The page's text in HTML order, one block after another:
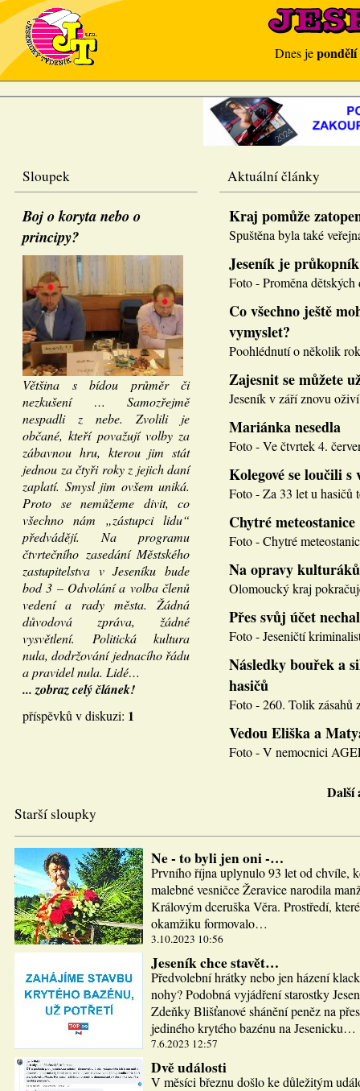
Dnes jepondělí
Sloupek
Boj o koryta nebo o
principy?
Většina s bídou průměr či
nezkušení … Samozřejmě
nespadli z nebe. Zvolili je
občané, kteří považují volby za
zábavnou hru, kterou jim stát
jednou za čtyři roky z jejich daní
zaplatí. Smysl jim ovšem uniká.
Proto se nemůžeme divit, co
všechno nám „zástupci lidu“
předvádějí. Na programu
čtvrtečního zasedání Městského
zastupitelstva v Jeseníku bude
bod 3 – Odvolání a volba členů
vedení a rady města. Žádná
důvodová zpráva, žádné
vysvětlení. Politická kultura
nula, dodržování jednacího řádu
a pravidel nula. Lidé…
... zobraz celý článek!
příspěvků v diskuzi: 1
Aktuální články
Kraj pomůže
Spuštěna byla také
Jeseník je průkopník
Foto - Proměna
Co všechno ještě
vymyslet?
Poohlédnutí o několik
Zajesnit se můžete
Jeseník v září znovu
Mariánka nesedla
Foto - Ve čtvrtek 4.
Kolegové se loučili s
Foto - Za 33 let u hasičů
Chytré meteostanice
Foto - Chytré
Na opravy
Olomoucký kraj
Přes svůj účet
Foto - Jeseničtí
Následky bouřek a
hasičů
Foto - 260. Tolik zásahů
Vedou Eliška a
Foto - V nemocnici
Starší sloupky
Ne - to byli jen oni -…
Prvního října uplynulo 93 let od chvíle,
malebné vesničce Žeravice narodila
Královým dceruška Věra. Prostředí,
okamžiku formovalo…
3.10.2023 10:56
Jeseník chce stavět…
Předvolební hrátky nebo jen házení
nohy? Podobná vyjádření starostky
Zdeňky Blišťanové shánění peněz na
jediného krytého bazénu na Jesenicku…
7.6.2023 12:57
Dvě události
V měsíci březnu došlo ke důležitým